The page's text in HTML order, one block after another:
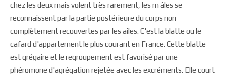
chez les deux mais volent très rarement, les m âles se
reconnaissent par la partie postérieure du corps non
complètement recouvertes par les ailes. C'est la blatte ou le
cafard d'appartement le plus courant en France. Cette blatte
est grégaire et le regroupement est favorisé par une
phéromone d'agrégation rejetée avec les excréments. Elle court